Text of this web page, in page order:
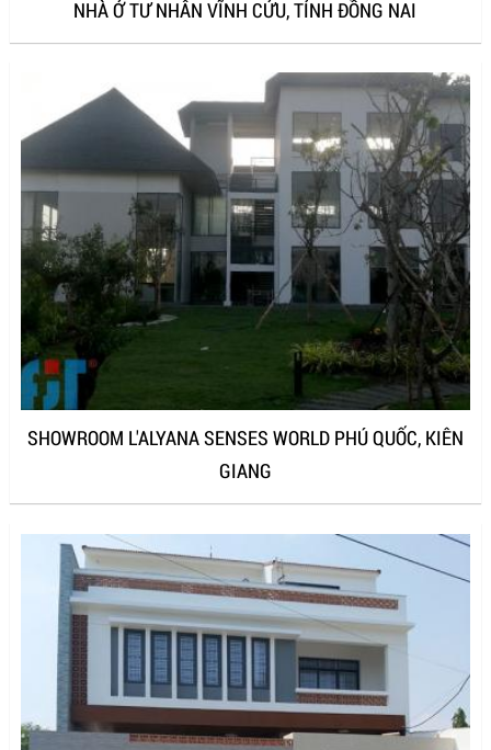
NHÀ Ở TƯ NHÂN VĨNH CỬU, TỈNH ĐỒNG NAI
SHOWROOM L'ALYANA SENSES WORLD PHÚ QUỐC, KIÊN
GIANG